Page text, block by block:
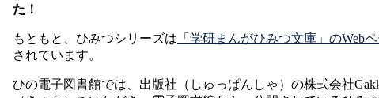
た！
もともと、ひみつシリーズは 「学研まんがひみつ文庫」のWeb
されています。
ひの電子図書館では、出版社（しゅっぱんしゃ）の株式会社